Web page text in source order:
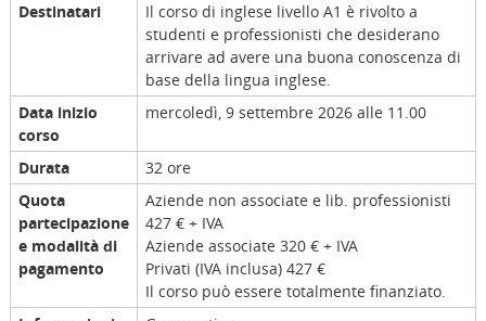
Destinatari
Il corso di inglese livello A1 è rivolto a
studenti e professionisti che desiderano
arrivare ad avere una buona conoscenza di
base della lingua inglese.
Data inizio
corso
mercoledì, 9 settembre 2026 alle 11.00
Durata
32 ore
Quota
partecipazione
e modalità di
pagamento
Aziende non associate e lib. professionisti
427 € + IVA
Aziende associate 320 € + IVA
Privati (IVA inclusa) 427 €
Il corso può essere totalmente finanziato.